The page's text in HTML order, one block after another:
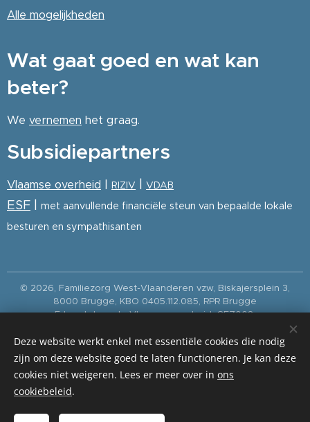
Alle mogelijkheden
Wat gaat goed en wat kan
beter?
We vernemen het graag.
Subsidiepartners
Vlaamse overheid RIZIV VDAB
ESF
met aanvullende financiële steun van bepaalde lokale
besturen en sympathisanten
© 2026, Familiezorg West-Vlaanderen vzw, Biskajersplein 3,
8000 Brugge, KBO 0405.112.085, RPR Brugge
Erkend door de Vlaamse overheid: GEZ003,
Paramedica is de erkende dienst voor thuisverpleging van
Familiezorg West-Vlaanderen vzw (Vlaams erkenningsnummer
002 / RIZIV-groepsnummer 94020813001).
privacybeleid|meldpunt inbreuken op Unie- of nationaal recht
Deze website werkt enkel met essentiële cookies die nodig
zijn om deze website goed te laten functioneren. Je kan deze
cookies niet weigeren. Lees er meer over in ons
cookiebeleid.